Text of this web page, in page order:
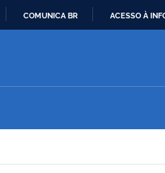
COMUNICA BR ACESSO À